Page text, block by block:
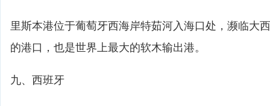
里斯本港位于葡萄牙西海岸特茹河入海口处，濒临大
的港口，也是世界上最大的软木输出港。
九、西班牙